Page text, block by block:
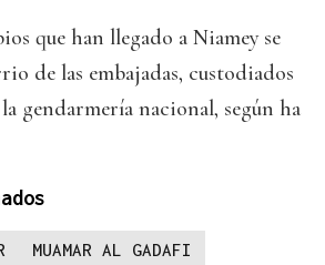
que han llegado a Niamey se
de las embajadas, custodiados
gendarmería nacional, según ha
MUAMAR AL GADAFI